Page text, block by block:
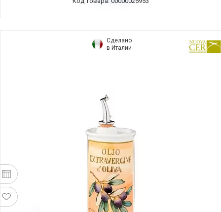
Сделано
в Италии